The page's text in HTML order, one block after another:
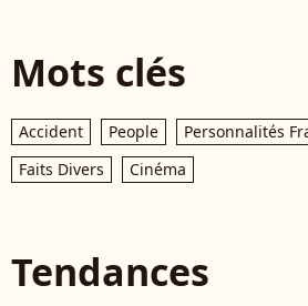
Mots clés
Accident People Personnalités
Faits Divers
Cinéma
Tendances